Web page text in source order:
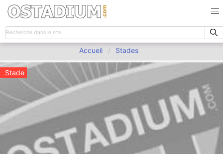
Accueil Stades
Stade